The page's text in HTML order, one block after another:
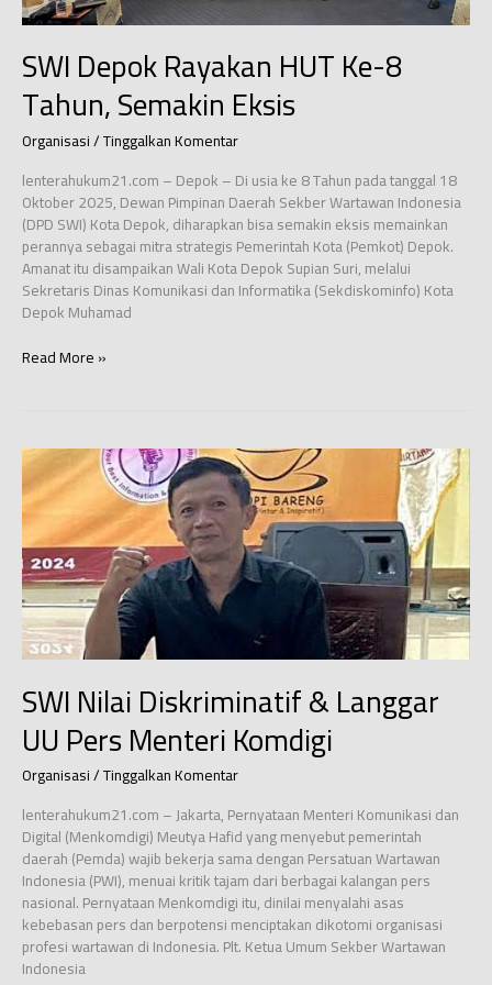
Rakerda
2025
SWI Depok Rayakan HUT Ke-8
Tahun, Semakin Eksis
Organisasi/Tinggalkan Komentar
lenterahukum21.com – Depok – Di usia ke 8 Tahun pada tanggal 18
Oktober 2025, Dewan Pimpinan Daerah Sekber Wartawan Indonesia
(DPD SWI) Kota Depok, diharapkan bisa semakin eksis memainkan
perannya sebagai mitra strategis Pemerintah Kota (Pemkot) Depok.
Amanat itu disampaikan Wali Kota Depok Supian Suri, melalui
Sekretaris Dinas Komunikasi dan Informatika (Sekdiskominfo) Kota
Depok Muhamad
SWI
Ke-
8
Tahun,
Semakin
Eksis
Read More »
SWI Nilai Diskriminatif & Langgar
UU Pers Menteri Komdigi
Organisasi/Tinggalkan Komentar
lenterahukum21.com – Jakarta, Pernyataan Menteri Komunikasi dan
Digital (Menkomdigi) Meutya Hafid yang menyebut pemerintah
daerah (Pemda) wajib bekerja sama dengan Persatuan Wartawan
Indonesia (PWI), menuai kritik tajam dari berbagai kalangan pers
nasional. Pernyataan Menkomdigi itu, dinilai menyalahi asas
kebebasan pers dan berpotensi menciptakan dikotomi organisasi
profesi wartawan di Indonesia. Plt. Ketua Umum Sekber Wartawan
Indonesia